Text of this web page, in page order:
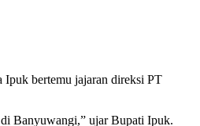
Ipuk bertemu jajaran direksi PT
Banyuwangi,” ujar Bupati Ipuk.